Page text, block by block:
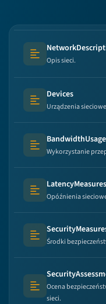
Text (multi-lines)
Opis sieci.
Text (multi-lines)
Devices
Urządzenia
Text (multi-lines)
BandwidthUsage
Wykorzystanie
Text (multi-lines)
LatencyMeasures
Opóźnienia
Text (multi-lines)
Środki
Text (multi-lines)
Ocena
sieci.